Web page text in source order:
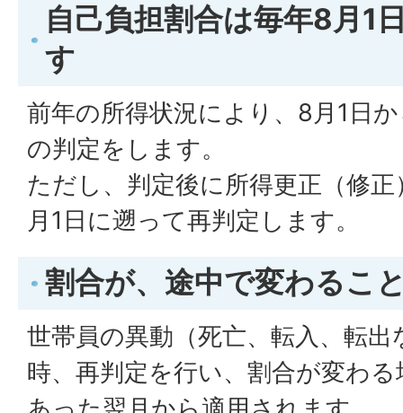
自己負担割合は毎年8月1
す
前年の所得状況により、8月1日
の判定をします。
ただし、判定後に所得更正（修
月1日に遡って再判定します。
割合が、途中で変わるこ
世帯員の異動（死亡、転入、転
時、再判定を行い、割合が変わ